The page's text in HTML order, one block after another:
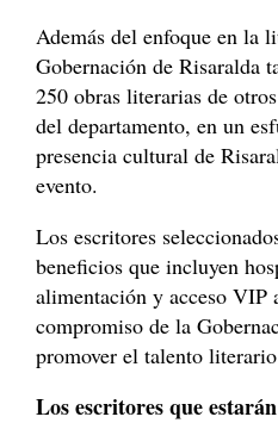
Además del enfoque en la
Gobernación de Risaralda
250 obras literarias de
del departamento, en un
presencia cultural de
evento.
Los escritores
beneficios que incluyen
alimentación y acceso VIP
compromiso de la
promover el talento
Los escritores que